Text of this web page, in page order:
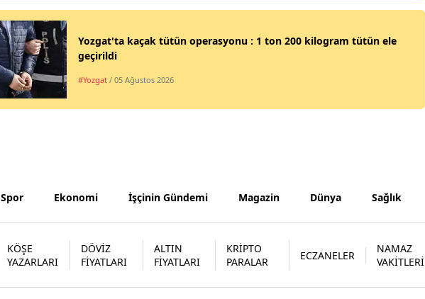
Şanlıurfa
Uşak
Yozgat'ta kaçak tütün operasyonu : 1 ton 200 kilogram tütün ele
geçirildi
#Yozgat / 05 Ağustos 2026
Spor Ekonomi İşçinin Gündemi Magazin Dünya Sağlık
KÖŞE
YAZARLARI
DÖVİZ
FİYATLARI
ALTIN
FİYATLARI
KRİPTO
PARALAR
ECZANELER
NAMAZ
VAKİTLERİ